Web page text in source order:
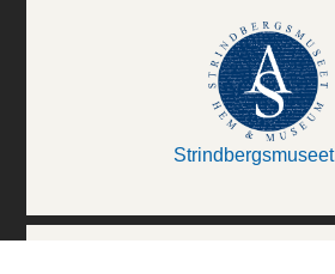
Strindbergsmuseet